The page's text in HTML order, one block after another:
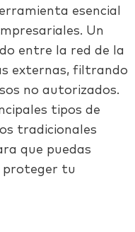
esencial
Un
entre la red de la
externas, filtrando
no autorizados.
tipos de
tradicionales
que puedas
proteger tu